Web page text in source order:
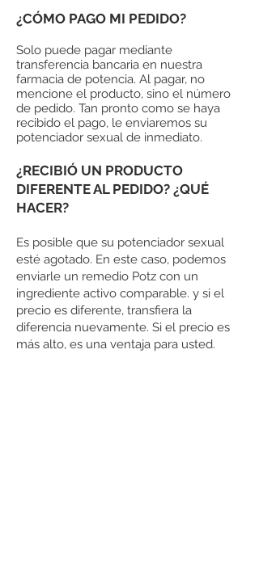
¿CÓMO PAGO MI PEDIDO?
Solo puede pagar mediante
transferencia bancaria en nuestra
farmacia de potencia. Al pagar, no
mencione el producto, sino el número
de pedido. Tan pronto como se haya
recibido el pago, le enviaremos su
potenciador sexual de inmediato.
¿RECIBIÓ UN PRODUCTO
DIFERENTE AL PEDIDO? ¿QUÉ
HACER?
Es posible que su potenciador sexual
esté agotado. En este caso, podemos
enviarle un remedio Potz con un
ingrediente activo comparable. y si el
precio es diferente, transfiera la
diferencia nuevamente. Si el precio es
más alto, es una ventaja para usted.